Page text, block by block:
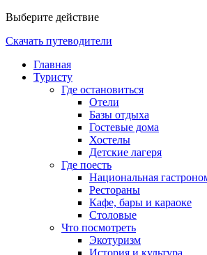
Выберите действие
Скачать путеводители
Главная
Туристу
Где остановиться
Отели
Базы отдыха
Гостевые дома
Хостелы
Детские лагеря
Где поесть
Национальная
Рестораны
Кафе, бары и караоке
Столовые
Что посмотреть
Экотуризм
История и культура